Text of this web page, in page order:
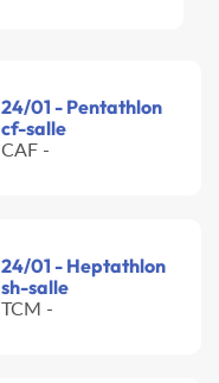
24/01 - Pentathlon
cf-salle
CAF -
24/01 - Heptathlon
sh-salle
TCM -